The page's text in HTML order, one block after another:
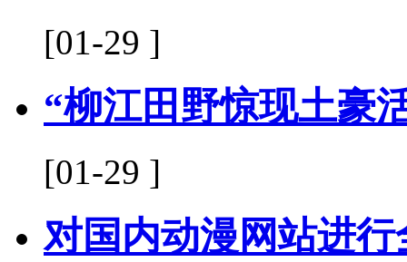
[01-29 ]
“柳江田野惊现土豪
[01-29 ]
对国内动漫网站进